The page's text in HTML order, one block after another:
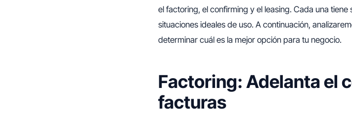
el factoring, el confirming y el leasing. Cada una
situaciones ideales de uso. A continuación,
determinar cuál es la mejor opción para tu negocio.
Factoring: Adelanta el
facturas